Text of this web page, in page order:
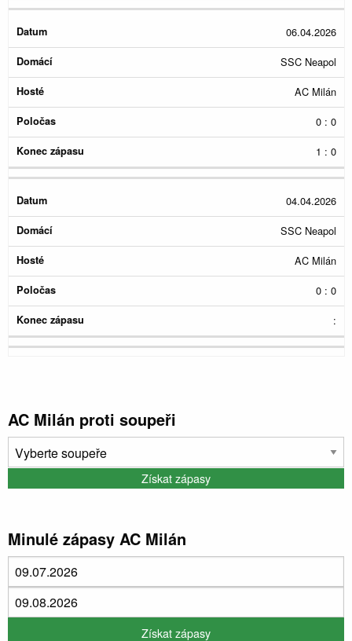
06.04.2026
SSC Neapol
AC Milán
0 : 0
1 : 0
04.04.2026
SSC Neapol
AC Milán
0 : 0
:
AC Milán proti soupeři
Minulé zápasy AC Milán